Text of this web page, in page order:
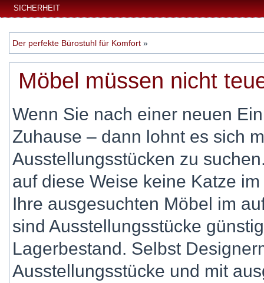
SICHERHEIT
Der perfekte Bürostuhl für Komfort »
Möbel müssen nicht
Wenn Sie nach einer neuen
Zuhause – dann lohnt es sich
Ausstellungsstücken zu
auf diese Weise keine Katze
Ihre ausgesuchten Möbel im
sind Ausstellungsstücke
Lagerbestand. Selbst
Ausstellungsstücke und mit